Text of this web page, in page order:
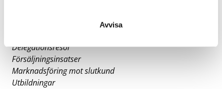
Avvisa
Delegationsresor
Försäljningsinsatser
Marknadsföring mot slutkund
Utbildningar